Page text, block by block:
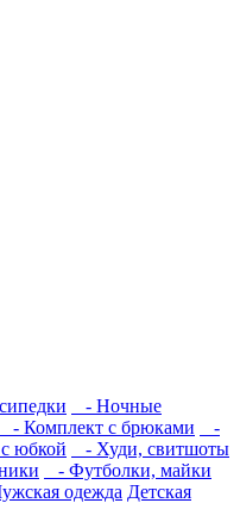
- Ночные
- Комплект с брюками
-
юбкой
- Худи, свитшоты
- Футболки, майки
одежда Детская